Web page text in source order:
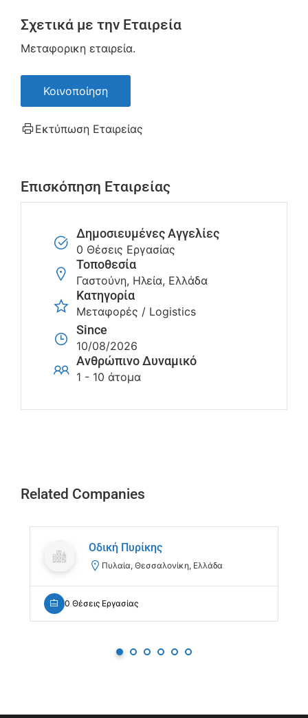
Σχετικά με την Εταιρεία
Μεταφορικη εταιρεία.
Κοινοποίηση
Εκτύπωση Εταιρείας
Επισκόπηση Εταιρείας
Δημοσιευμένες Αγγελίες
0 Θέσεις Εργασίας
Τοποθεσία
Γαστούνη, Ηλεία, Ελλάδα
Κατηγορία
Μεταφορές / Logistics
Since
10/08/2026
Ανθρώπινο Δυναμικό
1 - 10 άτομα
Related Companies
Οδική Πυρίκης
Πυλαία, Θεσσαλονίκη, Ελλάδα
0 Θέσεις Εργασίας